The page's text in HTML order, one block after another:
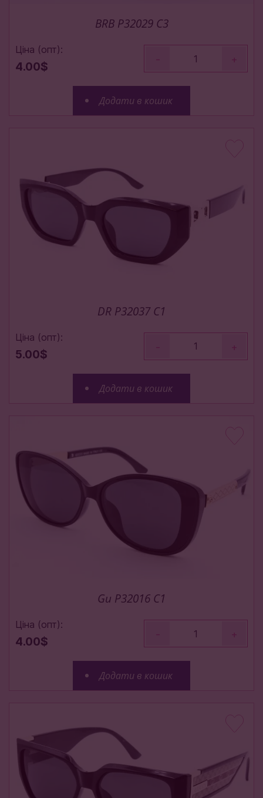
BRB P32029 C3
Ціна (опт):
4.00$
- +
Додати в кошик
DR P32037 C1
Ціна (опт):
5.00$
- +
Додати в кошик
Gu P32016 C1
Ціна (опт):
4.00$
- +
Додати в кошик